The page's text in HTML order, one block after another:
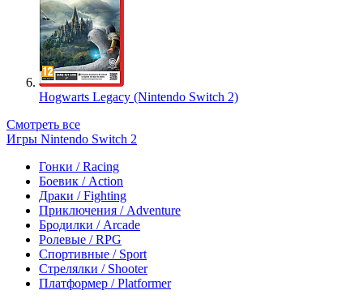
Hogwarts Legacy (Nintendo Switch 2)
Смотреть все
Игры Nintendo Switch 2
Гонки / Racing
Боевик / Action
Драки / Fighting
Приключения / Adventure
Бродилки / Arcade
Ролевые / RPG
Спортивные / Sport
Стрелялки / Shooter
Платформер / Platformer